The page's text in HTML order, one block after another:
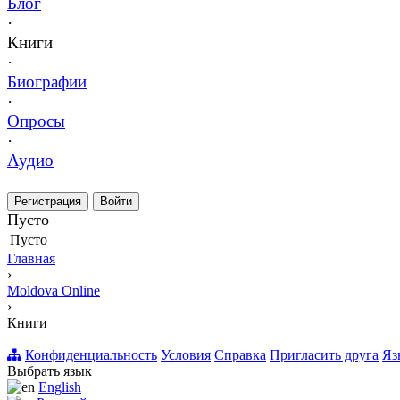
·
Книги
·
Биографии
·
Опросы
·
Аудио
Регистрация Войти
Пусто
Пусто
Главная
›
Moldova Online
›
Книги
Конфиденциальность Условия Справка Пригласить друга
Выбрать язык
English